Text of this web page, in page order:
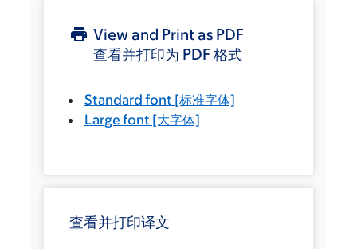
View and Print as PDF
查看并打印为 PDF 格式
Standard font [标准字体]
Large font [大字体]
查看并打印译文